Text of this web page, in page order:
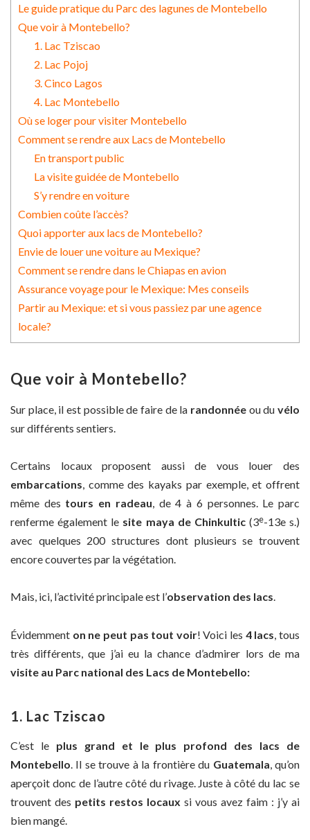
Le guide pratique du Parc des lagunes de Montebello
Que voir à Montebello?
1. Lac Tziscao
2. Lac Pojoj
3. Cinco Lagos
4. Lac Montebello
Où se loger pour visiter Montebello
Comment se rendre aux Lacs de Montebello
En transport public
La visite guidée de Montebello
S’y rendre en voiture
Combien coûte l’accès?
Quoi apporter aux lacs de Montebello?
Envie de louer une voiture au Mexique?
Comment se rendre dans le Chiapas en avion
Assurance voyage pour le Mexique: Mes conseils
Partir au Mexique: et si vous passiez par une agence
locale?
Que voir à Montebello?
Sur place, il est possible de faire de la randonnée ou du vélo
sur différents sentiers.
Certains locaux proposent aussi de vous louer des
embarcations, comme des kayaks par exemple, et offrent
même des tours en radeau, de 4 à 6 personnes. Le parc
renferme également le site maya de Chinkultic(3e-13e s.)
avec quelques 200 structures dont plusieurs se trouvent
encore couvertes par la végétation.
Mais, ici, l’activité principale est l’observation des lacs.
Évidemment on ne peut pas tout voir! Voici les 4 lacs, tous
très différents, que j’ai eu la chance d’admirer lors de ma
visite au Parc national des Lacs de Montebello:
1. Lac Tziscao
C’est le plus grand et le plus profond des lacs de
Montebello. Il se trouve à la frontière du Guatemala, qu’on
aperçoit donc de l’autre côté du rivage. Juste à côté du lac se
trouvent des petits restos locaux si vous avez faim : j’y ai
bien mangé.